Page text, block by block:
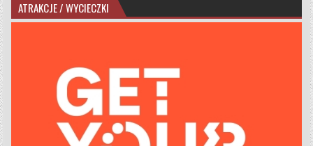
ATRAKCJE / WYCIECZKI